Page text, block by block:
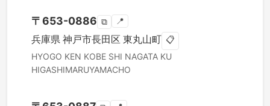
〒653-0886 ⧉ 📍
兵庫県 神戸市長田区 東丸山町 📋
HYOGO KEN KOBE SHI NAGATA KU
HIGASHIMARUYAMACHO